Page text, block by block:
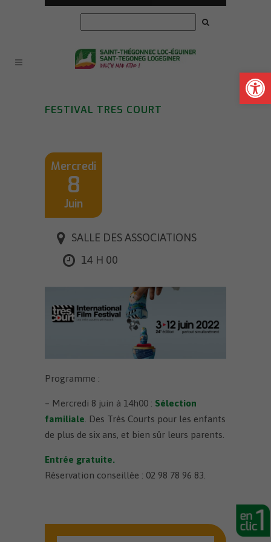
Ouvrir
FESTIVAL TRES COURT
Mercredi
8
Juin
SALLE DES ASSOCIATIONS
14 H 00
Programme :
– Mercredi 8 juin à 14h00 : Sélection
familiale . Des Très Courts pour les enfants
de plus de six ans, et bien sûr leurs parents.
Entrée gratuite.
Réservation conseillée : 02 98 78 96 83.